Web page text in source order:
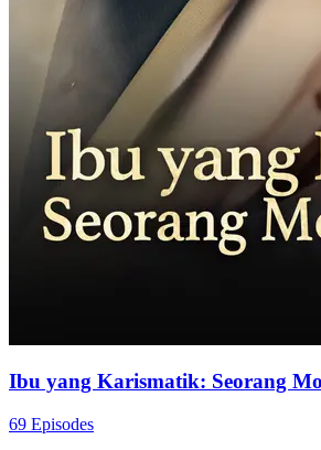
Ibu yang Karismatik: Seorang
69 Episodes